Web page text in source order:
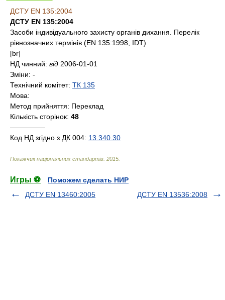
ДСТУ EN 135:2004
ДСТУ EN 135:2004
Засоби індивідуального захисту органів дихання. Перелік
рівнозначних термінів (EN 135:1998, IDT)
[br]
НД чинний: від 2006-01-01
Зміни: -
Технічний комітет: ТК 135
Мова:
Метод прийняття: Переклад
Кількість сторінок: 48
—————
Код НД згідно з ДК 004: 13.340.30
Покажчик національних стандартів 2015
Игры ⚽
Поможем сделать НИР
ДСТУ EN 13460:2005
ДСТУ EN 13536:2008